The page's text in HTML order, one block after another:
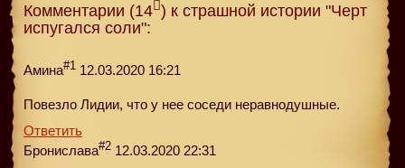
Комментарии (14 ) к страшной истории "Черт
испугался соли":
Амина#1 12.03.2020 16:21
Повезло Лидии, что у нее соседи неравнодушные.
Ответить
Бронислава#2 12.03.2020 22:31